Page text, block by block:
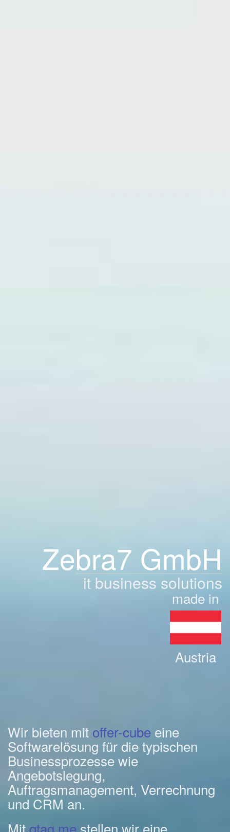
Zebra7 GmbH
it business solutions
made in
Austria
Wir bieten mit offer-cube eine
Softwarelösung für die typischen
Businessprozesse wie
Angebotslegung,
Auftragsmanagement, Verrechnung
und CRM an.